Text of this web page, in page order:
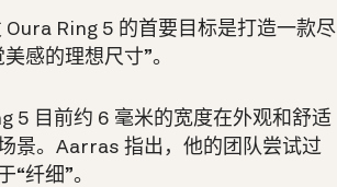
Oura Ring 5 的首要目标是打造一款尽
感的理想尺寸”。
5 目前约 6 毫米的宽度在外观和舒适
景。Aarras 指出，他的团队尝试过
“纤细”。